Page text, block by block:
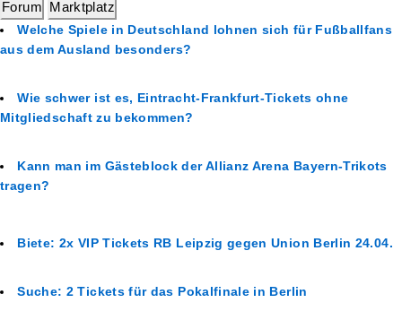
Forum Marktplatz
Welche Spiele in Deutschland lohnen sich für Fußballfans
aus dem Ausland besonders?
Wie schwer ist es, Eintracht-Frankfurt-Tickets ohne
Mitgliedschaft zu bekommen?
Kann man im Gästeblock der Allianz Arena Bayern-Trikots
tragen?
Biete: 2x VIP Tickets RB Leipzig gegen Union Berlin 24.04.
Suche: 2 Tickets für das Pokalfinale in Berlin